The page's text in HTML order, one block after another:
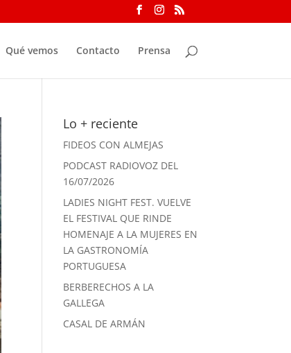
Qué vemos Contacto Prensa
Lo + reciente
FIDEOS CON ALMEJAS
PODCAST RADIOVOZ DEL
16/07/2026
LADIES NIGHT FEST. VUELVE
EL FESTIVAL QUE RINDE
HOMENAJE A LA MUJERES EN
LA GASTRONOMÍA
PORTUGUESA
BERBERECHOS A LA
GALLEGA
CASAL DE ARMÁN